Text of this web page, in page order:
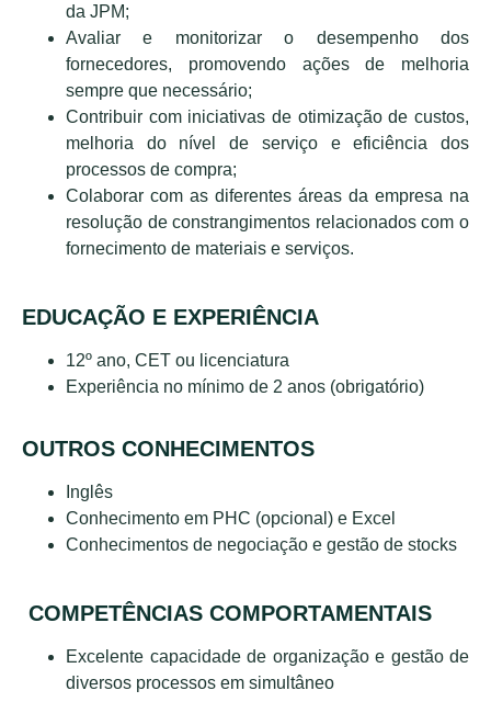
da JPM;
Avaliar e monitorizar o desempenho dos
fornecedores, promovendo ações de melhoria
sempre que necessário;
Contribuir com iniciativas de otimização de custos,
melhoria do nível de serviço e eficiência dos
processos de compra;
Colaborar com as diferentes áreas da empresa na
resolução de constrangimentos relacionados com o
fornecimento de materiais e serviços.
EDUCAÇÃO E EXPERIÊNCIA
12º ano, CET ou licenciatura
Experiência no mínimo de 2 anos (obrigatório)
OUTROS CONHECIMENTOS
Inglês
Conhecimento em PHC (opcional) e Excel
Conhecimentos de negociação e gestão de stocks
COMPETÊNCIAS COMPORTAMENTAIS
Excelente capacidade de organização e gestão de
diversos processos em simultâneo